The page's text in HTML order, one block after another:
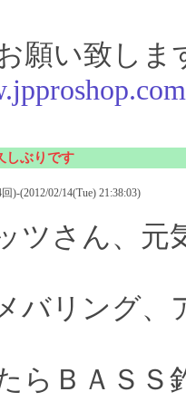
願い致しま
しぶりです
)-(2012/02/14(Tue) 21:38:03)
ツさん、元
バリング、
らＢＡＳＳ